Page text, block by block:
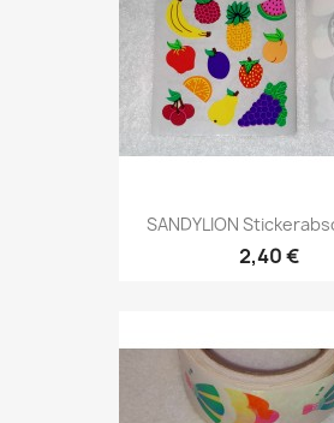
SANDYLION
2,40 €